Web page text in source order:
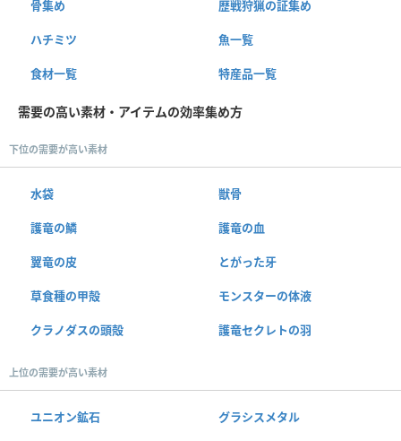
骨集め 歴戦狩猟の証集め
ハチミツ 魚一覧
食材一覧 特産品一覧
需要の高い素材・アイテムの効率集め方
下位の需要が高い素材
水袋 獣骨
護竜の鱗 護竜の血
翼竜の皮 とがった牙
草食種の甲殻 モンスターの体液
クラノダスの頭殻 護竜セクレトの羽
上位の需要が高い素材
ユニオン鉱石 グラシスメタル